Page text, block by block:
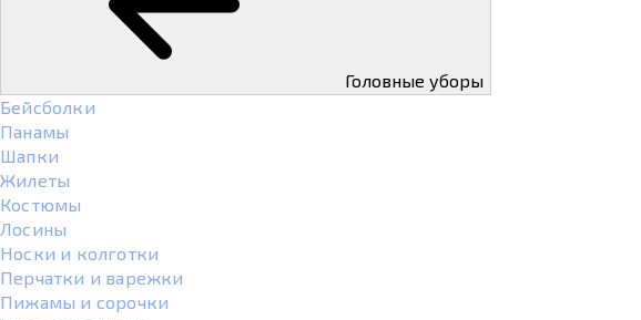
Головные уборы
Бейсболки
Панамы
Шапки
Жилеты
Костюмы
Лосины
Носки и колготки
Перчатки и варежки
Пижамы и сорочки